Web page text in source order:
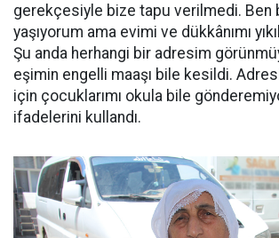
gerekçesiyle bize tapu verilmedi. Ben
yaşıyorum ama evimi ve dükkânımı
Şu anda herhangi bir adresim
eşimin engelli maaşı bile kesildi.
için çocuklarımı okula bile
ifadelerini kullandı.